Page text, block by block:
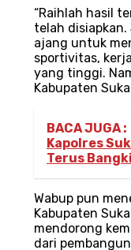
“Raihlah hasil
telah
ajang untuk
sportivitas,
yang tinggi.
Kabupaten
BACA JUGA :
Kapolres
Terus
Wabup pun
Kabupaten
mendorong
dari